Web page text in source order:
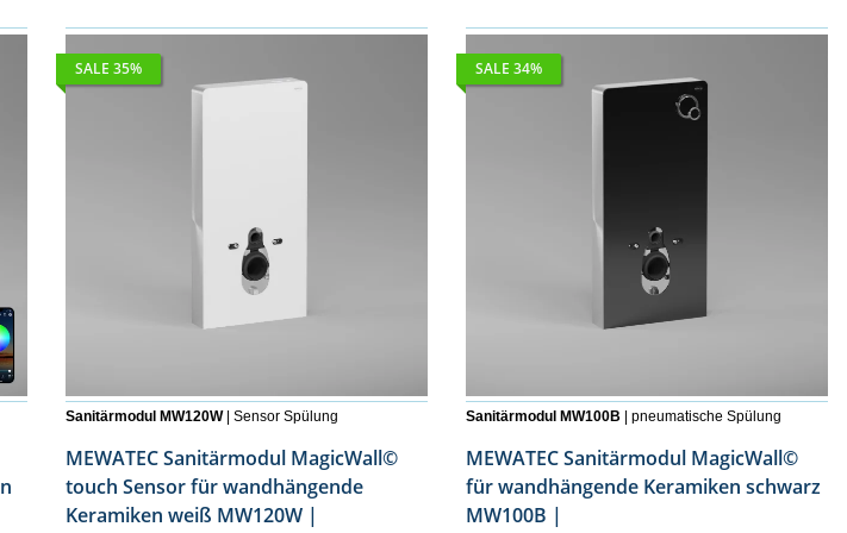
SALE 35%
Sanitärmodul MW120W| Sensor Spülung
MEWATEC Sanitärmodul MagicWall©
touch Sensor für wandhängende
Keramiken weiß MW120W |
SALE 34%
Sanitärmodul MW100B | pneumatische Spülung
MEWATEC Sanitärmodul MagicWall©
für wandhängende Keramiken schwarz
MW100B |